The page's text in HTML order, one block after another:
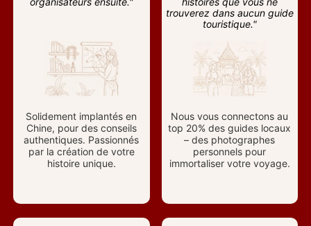
Solidement implantés en
Chine, pour des conseils
authentiques. Passionnés
par la création de votre
histoire unique.
trouverez dans aucun guide
touristique."
Nous vous connectons au
top 20% des guides locaux
– des photographes
personnels pour
immortaliser votre voyage.